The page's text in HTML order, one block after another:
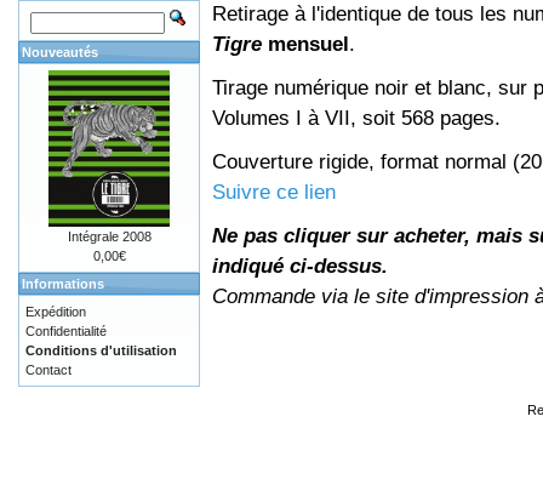
Retirage à l'identique de tous les
Tigre mensuel.
Tirage numérique noir et blanc, sur
Volumes I à VII, soit 568 pages.
Couverture rigide, format normal
Suivre ce lien
Ne pas cliquer sur acheter, mais
indiqué ci-dessus.
Commande via le site d'impression
Nouveautés
Intégrale 2008
0,00€
Informations
Expédition
Confidentialité
Conditions d'utilisation
Contact